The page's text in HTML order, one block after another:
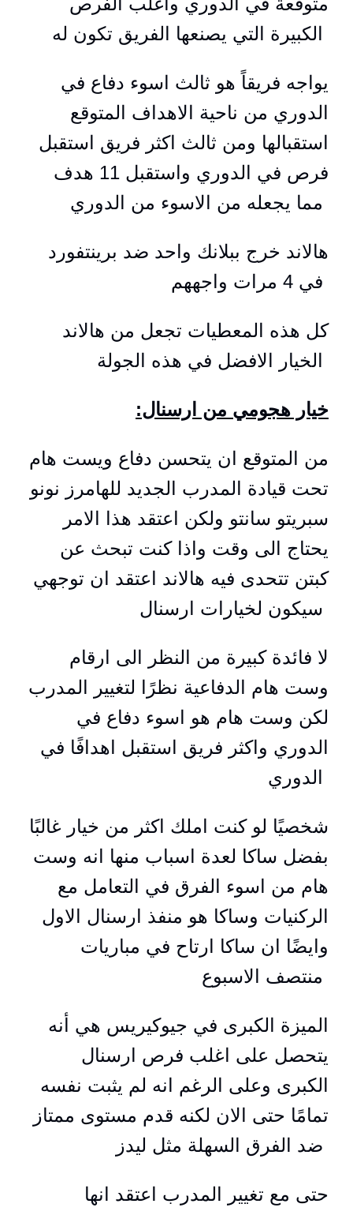
الكبيرة التي يصنعها الفريق تكون له
يواجه فريقاً هو ثالث اسوء دفاع في
الدوري من ناحية الاهداف المتوقع
استقبالها ومن ثالث اكثر فريق استقبل
فرص في الدوري واستقبل 11 هدف
مما يجعله من الاسوء من الدوري
هالاند خرج ببلانك واحد ضد برينتفورد
في 4 مرات واجههم
كل هذه المعطيات تجعل من هالاند
الخيار الافضل في هذه الجولة
:خيار هجومي من ارسنال
من المتوقع ان يتحسن دفاع ويست هام
تحت قيادة المدرب الجديد للهامرز نونو
سبريتو سانتو ولكن اعتقد هذا الامر
يحتاج الى وقت واذا كنت تبحث عن
كبتن تتحدى فيه هالاند اعتقد ان توجهي
سيكون لخيارات ارسنال
لا فائدة كبيرة من النظر الى ارقام
وست هام الدفاعية نظرًا لتغيير المدرب
لكن وست هام هو اسوء دفاع في
الدوري واكثر فريق استقبل اهدافًا في
الدوري
شخصيًا لو كنت املك اكثر من خيار غالبًا
بفضل ساكا لعدة اسباب منها انه وست
هام من اسوء الفرق في التعامل مع
الركنيات وساكا هو منفذ ارسنال الاول
وايضًا ان ساكا ارتاح في مباريات
منتصف الاسبوع
الميزة الكبرى في جيوكيريس هي أنه
يتحصل على اغلب فرص ارسنال
الكبرى وعلى الرغم انه لم يثبت نفسه
تمامًا حتى الان لكنه قدم مستوى ممتاز
ضد الفرق السهلة مثل ليدز
حتى مع تغيير المدرب اعتقد انها